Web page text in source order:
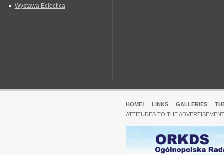
Wystawa Eclectica
HOME! LINKS GALLERIES
ATTITUDES TO THE